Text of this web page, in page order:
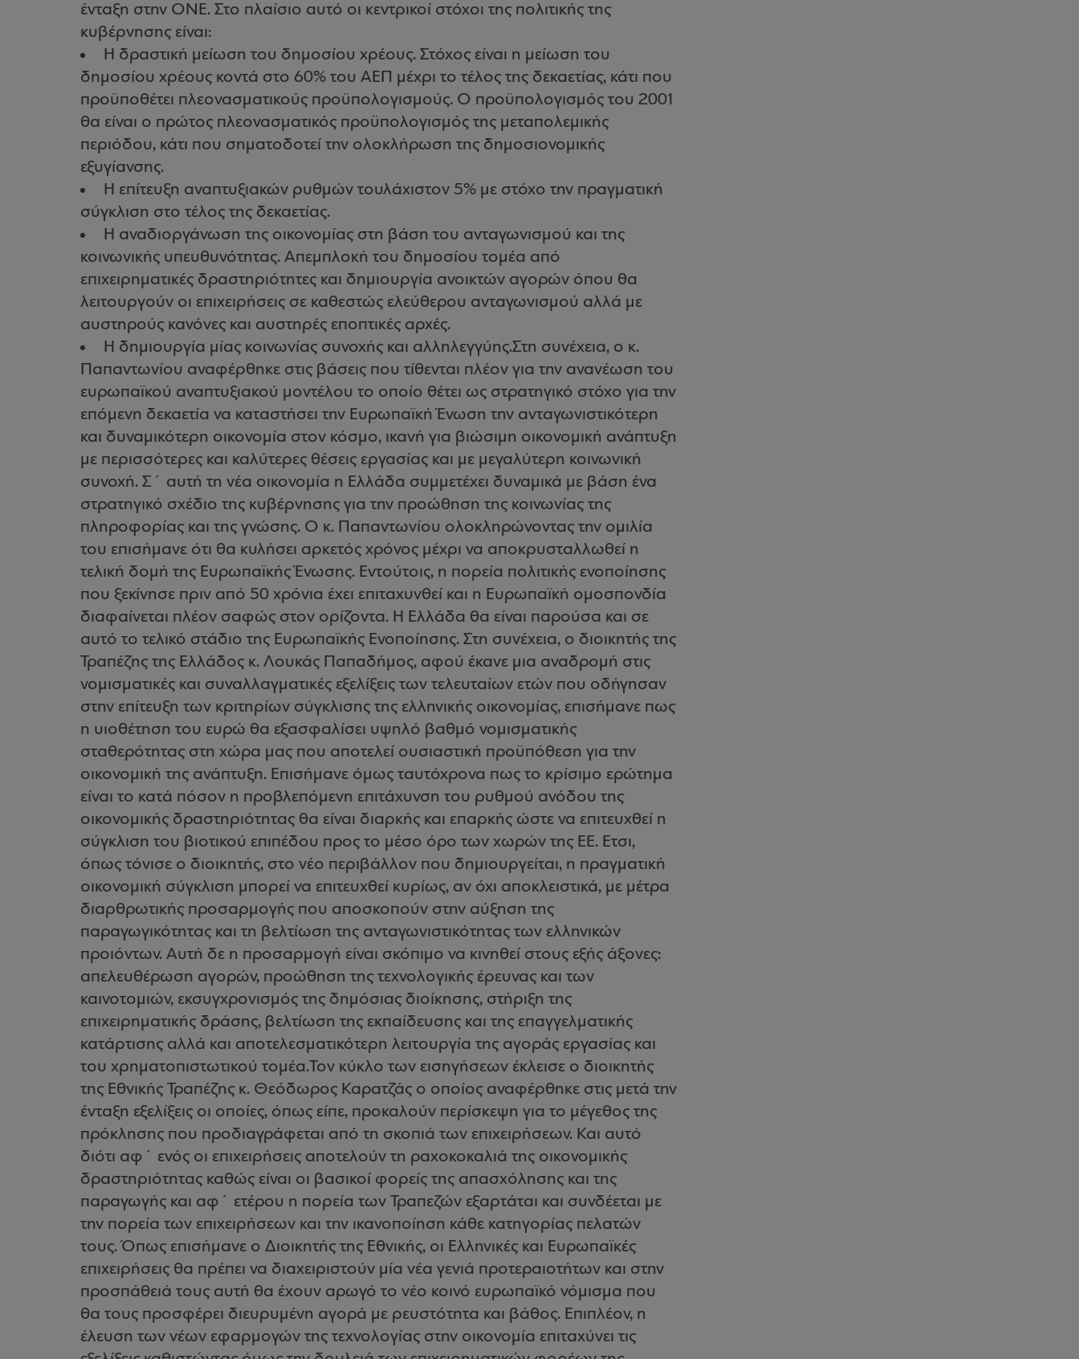
ένταξη στην ΟΝΕ. Στο πλαίσιο αυτό οι κεντρικοί στόχοι της πολιτικής της
κυβέρνησης είναι:
Η δραστική μείωση του δημοσίου χρέους. Στόχος είναι η μείωση του
δημοσίου χρέους κοντά στο 60% του ΑΕΠ μέχρι το τέλος της δεκαετίας, κάτι που
προϋποθέτει πλεονασματικούς προϋπολογισμούς. Ο προϋπολογισμός του 2001
θα είναι ο πρώτος πλεονασματικός προϋπολογισμός της μεταπολεμικής
περιόδου, κάτι που σηματοδοτεί την ολοκλήρωση της δημοσιονομικής
εξυγίανσης.
Η επίτευξη αναπτυξιακών ρυθμών τουλάχιστον 5% με στόχο την πραγματική
σύγκλιση στο τέλος της δεκαετίας.
Η αναδιοργάνωση της οικονομίας στη βάση του ανταγωνισμού και της
κοινωνικής υπευθυνότητας. Απεμπλοκή του δημοσίου τομέα από
επιχειρηματικές δραστηριότητες και δημιουργία ανοικτών αγορών όπου θα
λειτουργούν οι επιχειρήσεις σε καθεστώς ελεύθερου ανταγωνισμού αλλά με
αυστηρούς κανόνες και αυστηρές εποπτικές αρχές.
Η δημιουργία μίας κοινωνίας συνοχής και αλληλεγγύης.Στη συνέχεια, ο κ.
Παπαντωνίου αναφέρθηκε στις βάσεις που τίθενται πλέον για την ανανέωση του
ευρωπαϊκού αναπτυξιακού μοντέλου το οποίο θέτει ως στρατηγικό στόχο για την
επόμενη δεκαετία να καταστήσει την Ευρωπαϊκή Ένωση την ανταγωνιστικότερη
και δυναμικότερη οικονομία στον κόσμο, ικανή για βιώσιμη οικονομική ανάπτυξη
με περισσότερες και καλύτερες θέσεις εργασίας και με μεγαλύτερη κοινωνική
συνοχή. Σ΄ αυτή τη νέα οικονομία η Ελλάδα συμμετέχει δυναμικά με βάση ένα
στρατηγικό σχέδιο της κυβέρνησης για την προώθηση της κοινωνίας της
πληροφορίας και της γνώσης. Ο κ. Παπαντωνίου ολοκληρώνοντας την ομιλία
του επισήμανε ότι θα κυλήσει αρκετός χρόνος μέχρι να αποκρυσταλλωθεί η
τελική δομή της Ευρωπαϊκής Ένωσης. Εντούτοις, η πορεία πολιτικής ενοποίησης
που ξεκίνησε πριν από 50 χρόνια έχει επιταχυνθεί και η Ευρωπαϊκή ομοσπονδία
διαφαίνεται πλέον σαφώς στον ορίζοντα. Η Ελλάδα θα είναι παρούσα και σε
αυτό το τελικό στάδιο της Ευρωπαϊκής Ενοποίησης. Στη συνέχεια, ο διοικητής της
Τραπέζης της Ελλάδος κ. Λουκάς Παπαδήμος, αφού έκανε μια αναδρομή στις
νομισματικές και συναλλαγματικές εξελίξεις των τελευταίων ετών που οδήγησαν
στην επίτευξη των κριτηρίων σύγκλισης της ελληνικής οικονομίας, επισήμανε πως
η υιοθέτηση του ευρώ θα εξασφαλίσει υψηλό βαθμό νομισματικής
σταθερότητας στη χώρα μας που αποτελεί ουσιαστική προϋπόθεση για την
οικονομική της ανάπτυξη. Επισήμανε όμως ταυτόχρονα πως το κρίσιμο ερώτημα
είναι το κατά πόσον η προβλεπόμενη επιτάχυνση του ρυθμού ανόδου της
οικονομικής δραστηριότητας θα είναι διαρκής και επαρκής ώστε να επιτευχθεί η
σύγκλιση του βιοτικού επιπέδου προς το μέσο όρο των χωρών της ΕΕ. Ετσι,
όπως τόνισε ο διοικητής, στο νέο περιβάλλον που δημιουργείται, η πραγματική
οικονομική σύγκλιση μπορεί να επιτευχθεί κυρίως, αν όχι αποκλειστικά, με μέτρα
διαρθρωτικής προσαρμογής που αποσκοπούν στην αύξηση της
παραγωγικότητας και τη βελτίωση της ανταγωνιστικότητας των ελληνικών
προιόντων. Αυτή δε η προσαρμογή είναι σκόπιμο να κινηθεί στους εξής άξονες:
απελευθέρωση αγορών, προώθηση της τεχνολογικής έρευνας και των
καινοτομιών, εκσυγχρονισμός της δημόσιας διοίκησης, στήριξη της
επιχειρηματικής δράσης, βελτίωση της εκπαίδευσης και της επαγγελματικής
κατάρτισης αλλά και αποτελεσματικότερη λειτουργία της αγοράς εργασίας και
του χρηματοπιστωτικού τομέα.Τον κύκλο των εισηγήσεων έκλεισε ο διοικητής
της Εθνικής Τραπέζης κ. Θεόδωρος Καρατζάς ο οποίος αναφέρθηκε στις μετά την
ένταξη εξελίξεις οι οποίες, όπως είπε, προκαλούν περίσκεψη για το μέγεθος της
πρόκλησης που προδιαγράφεται από τη σκοπιά των επιχειρήσεων. Και αυτό
διότι αφ΄ ενός οι επιχειρήσεις αποτελούν τη ραχοκοκαλιά της οικονομικής
δραστηριότητας καθώς είναι οι βασικοί φορείς της απασχόλησης και της
παραγωγής και αφ΄ ετέρου η πορεία των Τραπεζών εξαρτάται και συνδέεται με
την πορεία των επιχειρήσεων και την ικανοποίηση κάθε κατηγορίας πελατών
τους. Όπως επισήμανε ο Διοικητής της Εθνικής, οι Ελληνικές και Ευρωπαϊκές
επιχειρήσεις θα πρέπει να διαχειριστούν μία νέα γενιά προτεραιοτήτων και στην
προσπάθειά τους αυτή θα έχουν αρωγό το νέο κοινό ευρωπαϊκό νόμισμα που
θα τους προσφέρει διευρυμένη αγορά με ρευστότητα και βάθος. Επιπλέον, η
έλευση των νέων εφαρμογών της τεχνολογίας στην οικονομία επιταχύνει τις